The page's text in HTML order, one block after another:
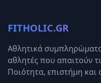
FITHOLIC.GR
Αθλητικά
αθλητές που απαιτούν
Ποιότητα, επιστήμη και